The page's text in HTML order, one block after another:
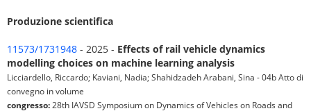
Produzione scientifica
11573/1731948 - 2025 - Effects of rail vehicle dynamics
modelling choices on machine learning analysis
Licciardello, Riccardo; Kaviani, Nadia; Shahidzadeh Arabani, Sina - 04b Atto di
convegno in volume
congresso: 28th IAVSD Symposium on Dynamics of Vehicles on Roads and